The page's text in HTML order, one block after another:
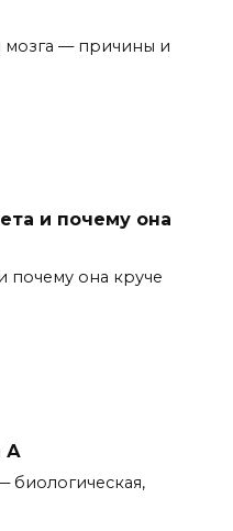
мозга — причины и
и почему она
почему она круче
А
биологическая,